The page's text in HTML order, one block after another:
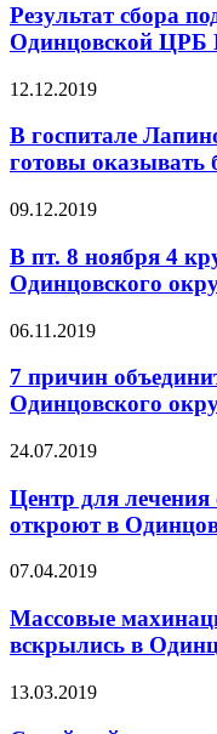
Результат сбора
Одинцовской ЦРБ
12.12.2019
В госпитале
готовы
09.12.2019
В пт. 8 ноября 4
Одинцовского
06.11.2019
7 причин
Одинцовского
24.07.2019
Центр для лечения
откроют в
07.04.2019
Массовые
вскрылись в
13.03.2019